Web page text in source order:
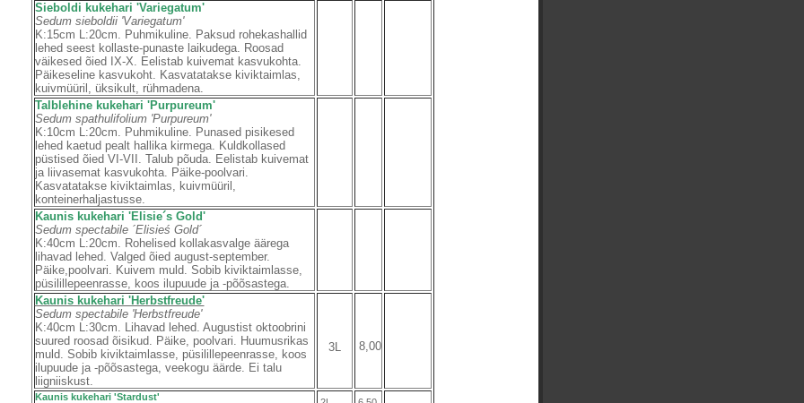
Sieboldi kukehari 'Variegatum'
Sedum sieboldii 'Variegatum'
K:15cm L:20cm. Puhmikuline. Paksud rohekashallid
lehed seest kollaste-punaste laikudega. Roosad
väikesed õied IX-X. Eelistab kuivemat kasvukohta.
Päikeseline kasvukoht. Kasvatatakse kiviktaimlas,
kuivmüüril, üksikult, rühmadena.
Talblehine kukehari 'Purpureum'
Sedum spathulifolium 'Purpureum'
K:10cm L:20cm. Puhmikuline. Punased pisikesed
lehed kaetud pealt hallika kirmega. Kuldkollased
püstised õied VI-VII. Talub põuda. Eelistab kuivemat
ja liivasemat kasvukohta. Päike-poolvari.
Kasvatatakse kiviktaimlas, kuivmüüril,
konteinerhaljastusse.
Kaunis kukehari 'Elisie´s Gold'
Sedum spectabile ´Elisieś Gold´
K:40cm L:20cm. Rohelised kollakasvalge äärega
lihavad lehed. Valged õied august-september.
Päike,poolvari. Kuivem muld. Sobib kiviktaimlasse,
püsilillepeenrasse, koos ilupuude ja -põõsastega.
Kaunis kukehari 'Herbstfreude'
Sedum spectabile 'Herbstfreude'
K:40cm L:30cm. Lihavad lehed. Augustist oktoobrini
suured roosad õisikud. Päike, poolvari. Huumusrikas
muld. Sobib kiviktaimlasse, püsilillepeenrasse, koos
ilupuude ja -põõsastega, veekogu äärde. Ei talu
liigniiskust.
3L 8,00
Kaunis kukehari 'Stardust'